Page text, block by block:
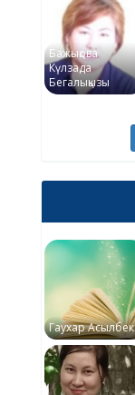
Бажықова
Күлзада
Бегалықызы
Гаухар Асылбек